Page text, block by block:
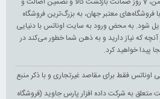
فروشگاه‌های معتبر جهان، به بزرگ‌ترین فروشگاه
شود. به محض ورود به سایت اوناتس با دنیایی
که نیاز دارید و به ذهن شما خطور می‌کند در
پیدا خواهید کرد.
اوناتس فقط برای مقاصد غیرتجاری و با ذکر منبع
متعلق به شرکت داده افزار پارس جاوید (فروشگاه